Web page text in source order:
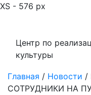
XS - 576 px
Центр по
культуры
Главная / Новости /
СОТРУДНИКИ НА